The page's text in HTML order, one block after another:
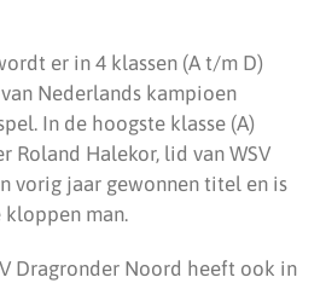
er in 4 klassen (A t/m D)
Nederlands kampioen
In de hoogste klasse (A)
Roland Halekor, lid van WSV
vorig jaar gewonnen titel en is
kloppen man.
Dragronder Noord heeft ook in